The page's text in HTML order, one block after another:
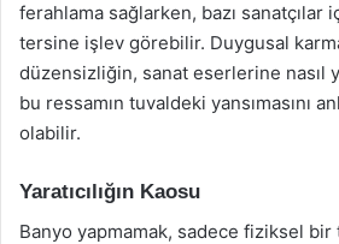
ferahlama sağlarken, bazı sanatçılar
tersine işlev görebilir. Duygusal
düzensizliğin, sanat eserlerine nasıl
bu ressamın tuvaldeki yansımasını
olabilir.
Yaratıcılığın Kaosu
Banyo yapmamak, sadece fiziksel